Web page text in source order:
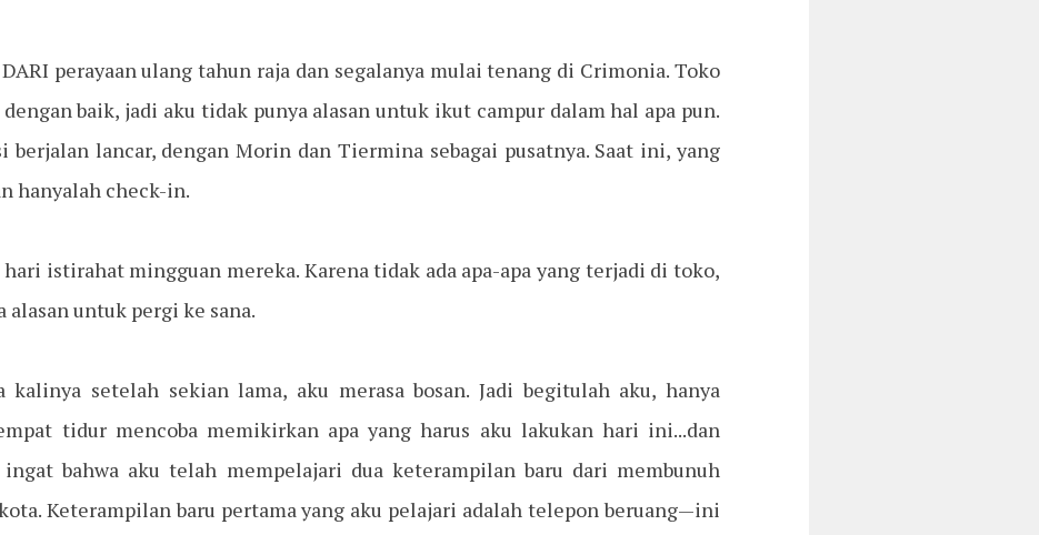
perayaan ulang tahun raja dan segalanya mulai tenang di Crimonia. Toko
baik, jadi aku tidak punya alasan untuk ikut campur dalam hal apa pun.
berjalan lancar, dengan Morin dan Tiermina sebagai pusatnya. Saat ini, yang
hanyalah check-in.
istirahat mingguan mereka. Karena tidak ada apa-apa yang terjadi di toko,
alasan untuk pergi ke sana.
kalinya setelah sekian lama, aku merasa bosan. Jadi begitulah aku, hanya
tidur mencoba memikirkan apa yang harus aku lakukan hari ini...dan
bahwa aku telah mempelajari dua keterampilan baru dari membunuh
Keterampilan baru pertama yang aku pelajari adalah telepon beruang—ini